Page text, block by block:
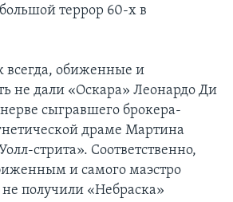
террор 60-х в
всегда, обиженные и
не дали «Оскара» Леонардо Ди
сыгравшего брокера-
драме Мартина
стрита». Соответственно,
и самого маэстро
получили «Небраска»